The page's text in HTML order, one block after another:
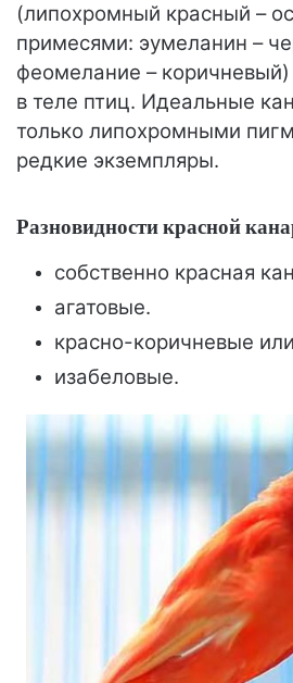
(липохромный красный –
примесями: эумеланин –
феомелание –
в теле птиц. Идеальные
только липохромными
редкие экземпляры.
Разновидности красной
собственно красная
агатовые.
красно-коричневые
изабеловые.